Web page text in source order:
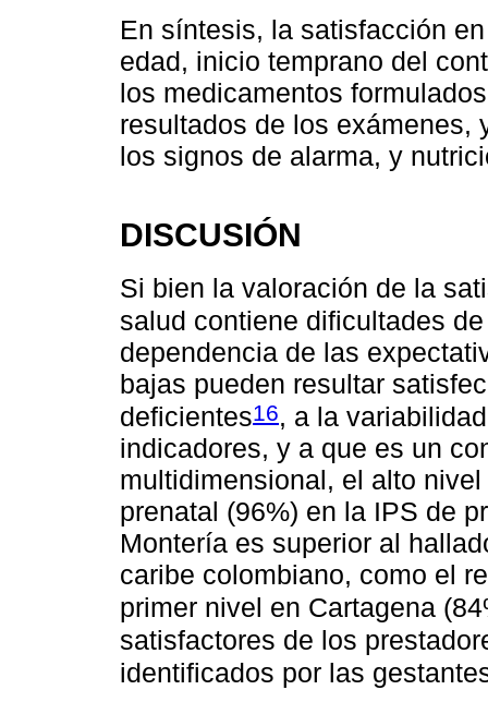
En síntesis, la satisfacción
edad, inicio temprano del
los medicamentos
resultados de los exámenes,
los signos de alarma, y
DISCUSIÓN
Si bien la valoración de la
salud contiene dificultades
dependencia de las
bajas pueden resultar
deficientes16, a la
indicadores, y a que es un
multidimensional, el alto
prenatal (96%) en la IPS de
Montería es superior al
caribe colombiano, como el
primer nivel en Cartagena
satisfactores de los
identificados por las